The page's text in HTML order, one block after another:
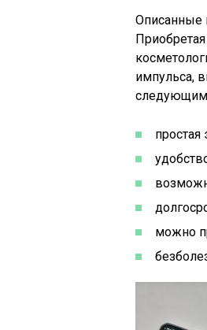
Описанные
импульса,
следующим
простая
можно